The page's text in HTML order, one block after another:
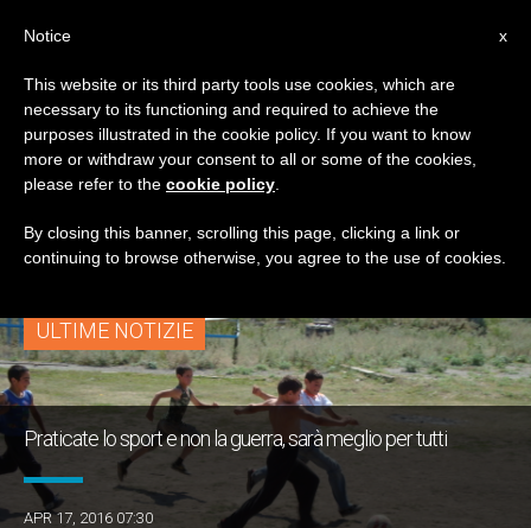
TAG
Posts Tagged
‘civilizzazione’
ULTIME NOTIZIE
Praticate lo sport e non la guerra, sarà meglio per tutti
APR 17, 2016 07:30
x
Notice
This website or its third party tools use cookies, which are
necessary to its functioning and required to achieve the
purposes illustrated in the cookie policy. If you want to know
more or withdraw your consent to all or some of the cookies,
please refer to the cookie policy
By closing this banner, scrolling this page, clicking a link or
continuing to browse otherwise, you agree to the use of cookies.